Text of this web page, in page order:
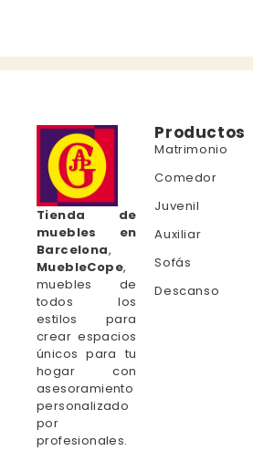
Tienda de
muebles en
Barcelona,
MuebleCope,
muebles de
todos los
estilos para
crear espacios
únicos para tu
hogar con
asesoramiento
personalizado
por
profesionales.
Productos
Matrimonio
Comedor
Juvenil
Auxiliar
Sofás
Descanso